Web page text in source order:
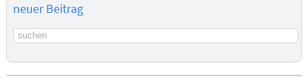
neuer Beitrag
Suchbegriff